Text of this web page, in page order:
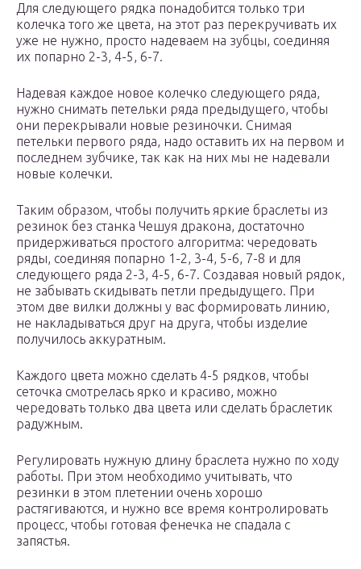
Для следующего рядка понадобится только три
колечка того же цвета, на этот раз перекручивать их
уже не нужно, просто надеваем на зубцы, соединяя
их попарно 2-3, 4-5, 6-7.
Надевая каждое новое колечко следующего ряда,
нужно снимать петельки ряда предыдущего, чтобы
они перекрывали новые резиночки. Снимая
петельки первого ряда, надо оставить их на первом и
последнем зубчике, так как на них мы не надевали
новые колечки.
Таким образом, чтобы получить яркие браслеты из
резинок без станка Чешуя дракона, достаточно
придерживаться простого алгоритма: чередовать
ряды, соединяя попарно 1-2, 3-4, 5-6, 7-8 и для
следующего ряда 2-3, 4-5, 6-7. Создавая новый рядок,
не забывать скидывать петли предыдущего. При
этом две вилки должны у вас формировать линию,
не накладываться друг на друга, чтобы изделие
получилось аккуратным.
Каждого цвета можно сделать 4-5 рядков, чтобы
сеточка смотрелась ярко и красиво, можно
чередовать только два цвета или сделать браслетик
радужным.
Регулировать нужную длину браслета нужно по ходу
работы. При этом необходимо учитывать, что
резинки в этом плетении очень хорошо
растягиваются, и нужно все время контролировать
процесс, чтобы готовая фенечка не спадала с
запястья.